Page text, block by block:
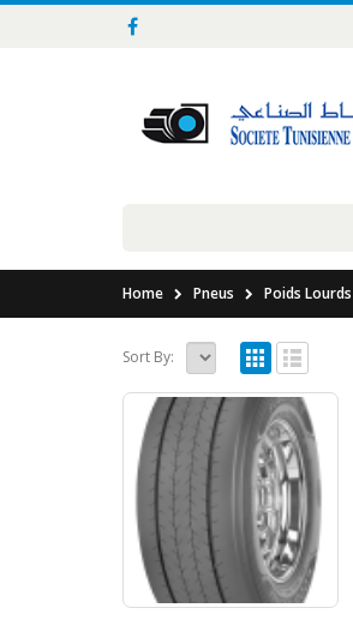
Home Pneus Poids Lourds
Sort By: